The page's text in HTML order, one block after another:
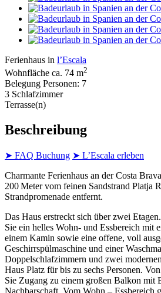
Ferienhaus in l’Escala
Wohnfläche ca. 74 m2
Belegung Personen: 7
3 Schlafzimmer
Terrasse(n)
Beschreibung
➤ FAQ Buchung ➤ L’Escala erleben
Charmante Ferienhaus an der Costa
200 Meter vom feinen Sandstrand Platja
Strandpromenade entfernt.
Das Haus erstreckt sich über zwei
Sie ein helles Wohn- und Essbereich mit
einem Kamin sowie eine offene, voll
Geschirrspülmaschine und einer
Doppelschlafzimmern und zwei
Haus Platz für bis zu sechs Personen.
Sie Zugang zu einem großen Balkon mit
Nachbarschaft. Vom Wohn – Essbereich